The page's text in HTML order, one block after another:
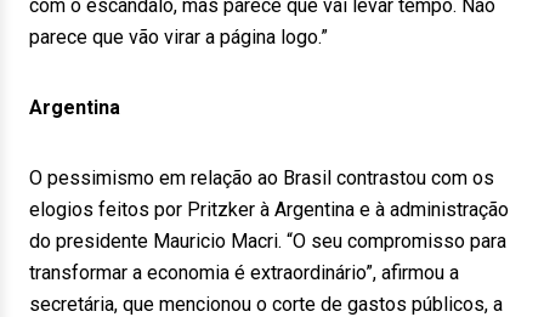
com o escândalo, mas parece que vai levar tempo. Não
parece que vão virar a página logo.”
Argentina
O pessimismo em relação ao Brasil contrastou com os
elogios feitos por Pritzker à Argentina e à administração
do presidente Mauricio Macri. “O seu compromisso para
transformar a economia é extraordinário”, afirmou a
secretária, que mencionou o corte de gastos públicos, a